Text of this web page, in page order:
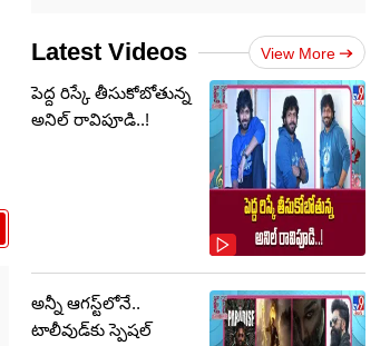
Latest Videos View More
పెద్ద రిస్కే తీసుకోబోతున్న
అనిల్ రావిపూడి..!
అన్నీ ఆగస్ట్‌లోనే..
టాలీవుడ్‌కు స్పెషల్